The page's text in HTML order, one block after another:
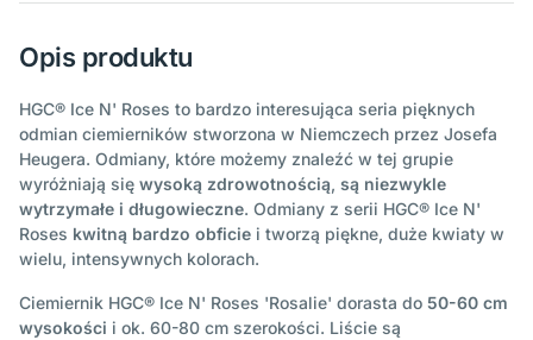
Opis produktu
HGC® Ice N' Roses to bardzo interesująca seria pięknych
odmian ciemierników stworzona w Niemczech przez Josefa
Heugera. Odmiany, które możemy znaleźć w tej grupie
wyróżniają się wysoką zdrowotnością, są niezwykle
wytrzymałe i długowieczne. Odmiany z serii HGC® Ice N'
Roses kwitną bardzo obficie i tworzą piękne, duże kwiaty w
wielu, intensywnych kolorach.
Ciemiernik HGC® Ice N' Roses 'Rosalie' dorasta do 50-60 cm
wysokości i ok. 60-80 cm szerokości. Liście są